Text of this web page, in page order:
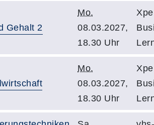
Gehalt 2
Mo.
08.03.2027,
18.30 Uhr
Mo.
08.03.2027,
18.30 Uhr